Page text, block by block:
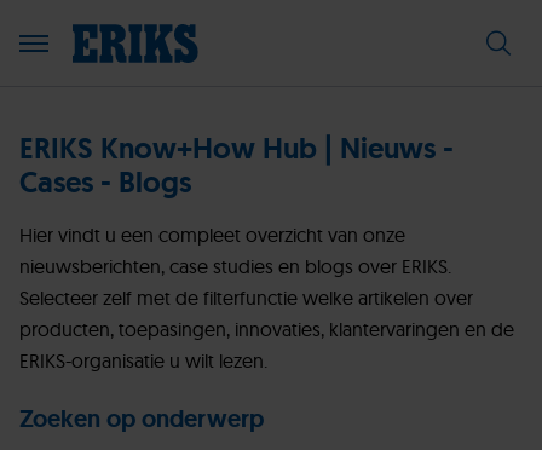
ERIKS Know+How Hub | Nieuws -
Cases - Blogs
Hier vindt u een compleet overzicht van onze
nieuwsberichten, case studies en blogs over ERIKS.
Selecteer zelf met de filterfunctie welke artikelen over
producten, toepasingen, innovaties, klantervaringen en de
ERIKS-organisatie u wilt lezen.
Zoeken op onderwerp